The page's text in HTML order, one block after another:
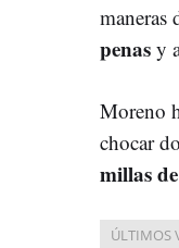
maneras
penas y
Moreno
chocar
millas